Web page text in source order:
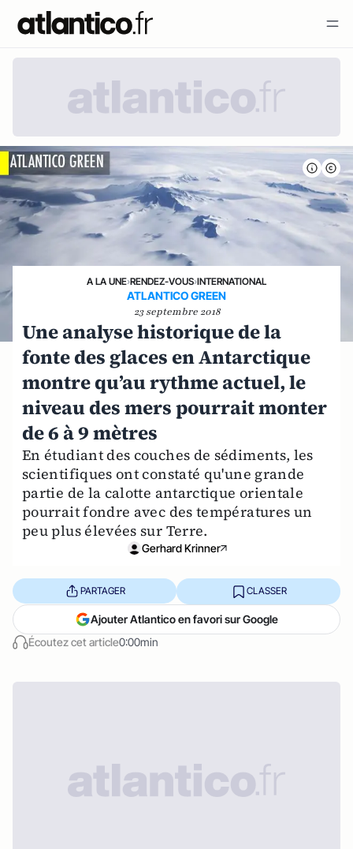
A LA UNE›RENDEZ-VOUS›INTERNATIONAL
ATLANTICO GREEN
23 septembre 2018
Une analyse historique de la
fonte des glaces en Antarctique
montre qu’au rythme actuel, le
niveau des mers pourrait monter
de 6 à 9 mètres
En étudiant des couches de sédiments, les
scientifiques ont constaté qu'une grande
partie de la calotte antarctique orientale
pourrait fondre avec des températures un
peu plus élevées sur Terre.
Gerhard Krinner
Écoutez cet article0:00min
PARTAGER CLASSER
Ajouter Atlantico en favori sur Google